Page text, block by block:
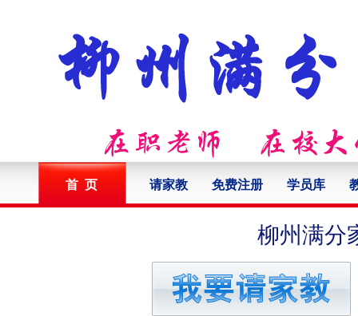
首 页 请家教 免费注册 学员库
柳州满分